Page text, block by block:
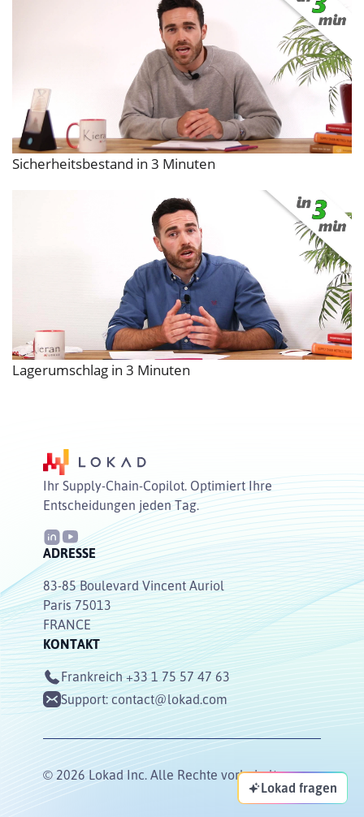
Sicherheitsbestand in 3 Minuten
Lagerumschlag in 3 Minuten
Ihr Supply-Chain-Copilot. Optimiert Ihre
Entscheidungen jeden Tag.
ADRESSE
83-85 Boulevard Vincent Auriol
Paris 75013
FRANCE
KONTAKT
Frankreich +33 1 75 57 47 63
Support:contact@lokad.com
© 2026 Lokad Inc. Alle Rechte vorbehalten.
Lokad fragen